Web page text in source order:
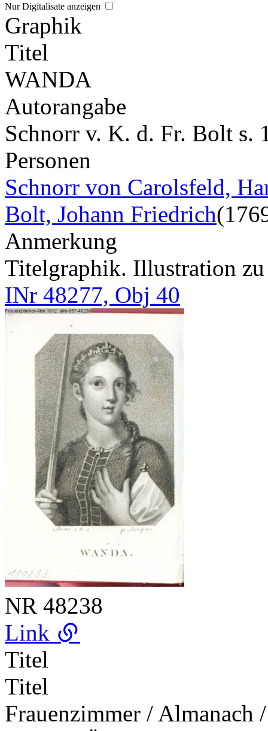
Nur Digitalisate anzeigen
Graphik
Titel
WANDA
Autorangabe
Schnorr v. K. d. Fr. Bolt s.
Personen
Schnorr von Carolsfeld,
Bolt, Johann Friedrich
Anmerkung
Titelgraphik. Illustration
INr 48277, Obj 40
NR 48238
Link
Titel
Titel
Frauenzimmer /